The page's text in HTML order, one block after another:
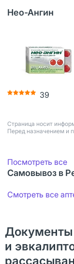
Нео-Ангин
39
Страница носит
Перед назначением и
Посмотреть все
Самовывоз в
Смотреть все
Документы
и